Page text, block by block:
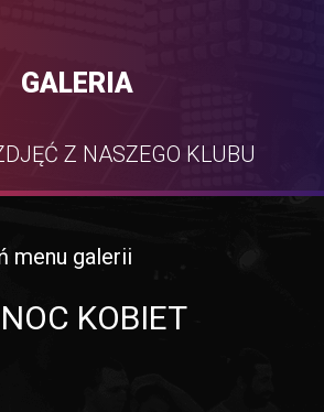
GALERIA
Z NASZEGO KLUBU
menu galerii
NOC KOBIET